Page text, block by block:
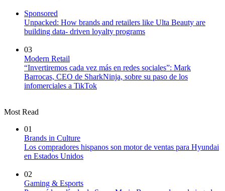
Sponsored
Unpacked: How brands and retailers like Ulta Beauty are
building data- driven loyalty programs
03
Modern Retail
“Invertiremos cada vez más en redes sociales”: Mark
Barrocas, CEO de SharkNinja, sobre su paso de los
infomerciales a TikTok
Most Read
01
Brands in Culture
Los compradores hispanos son motor de ventas para Hyundai
en Estados Unidos
02
Gaming & Esports